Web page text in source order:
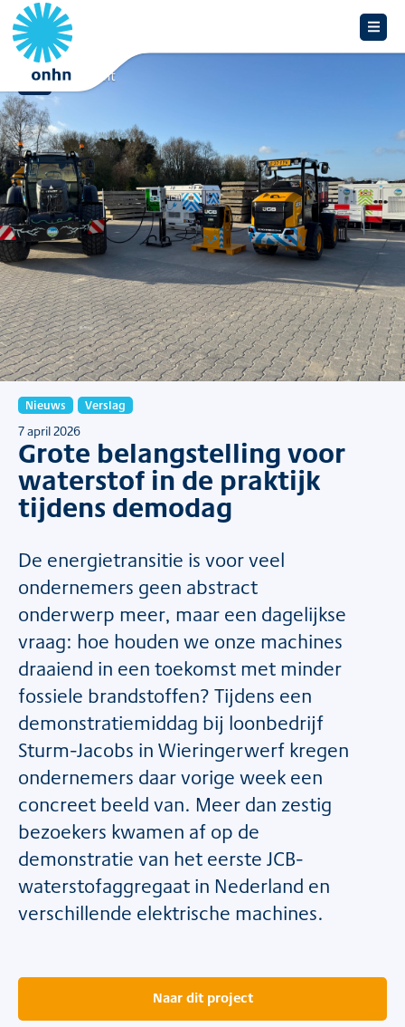
Overzicht
Nieuws Verslag
7 april 2026
Grote belangstelling voor
waterstof in de praktijk
tijdens demodag
De energietransitie is voor veel
ondernemers geen abstract
onderwerp meer, maar een dagelijkse
vraag: hoe houden we onze machines
draaiend in een toekomst met minder
fossiele brandstoffen? Tijdens een
demonstratiemiddag bij loonbedrijf
Sturm-Jacobs in Wieringerwerf kregen
ondernemers daar vorige week een
concreet beeld van. Meer dan zestig
bezoekers kwamen af op de
demonstratie van het eerste JCB-
waterstofaggregaat in Nederland en
verschillende elektrische machines.
Naar dit project